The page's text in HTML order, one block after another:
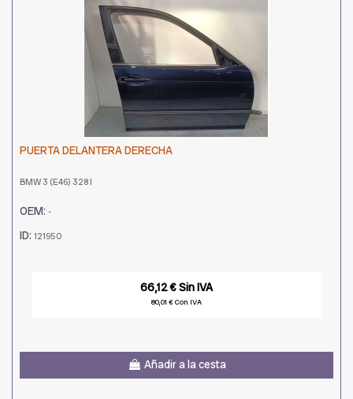
PUERTA DELANTERA DERECHA
BMW 3 (E46) 328 I
OEM: -
ID: 121950
66,12 € Sin IVA
80,01 € Con IVA
Añadir a la cesta